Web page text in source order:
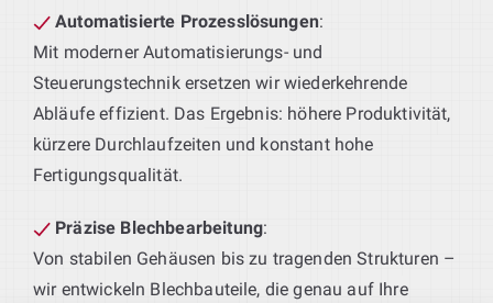
Automatisierte Prozesslösungen:
Mit moderner Automatisierungs- und
Steuerungstechnik ersetzen wir wiederkehrende
Abläufe effizient. Das Ergebnis: höhere Produktivität,
kürzere Durchlaufzeiten und konstant hohe
Fertigungsqualität.
Präzise Blechbearbeitung:
Von stabilen Gehäusen bis zu tragenden Strukturen –
wir entwickeln Blechbauteile, die genau auf Ihre